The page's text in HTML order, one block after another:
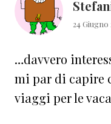
24 Giugno
…davvero
mi par di capire
viaggi per le